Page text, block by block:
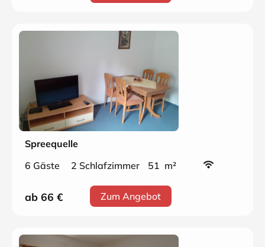
Spreequelle
6 Gäste
2 Schlafzimmer 51 m²
ab 66 € Zum Angebot